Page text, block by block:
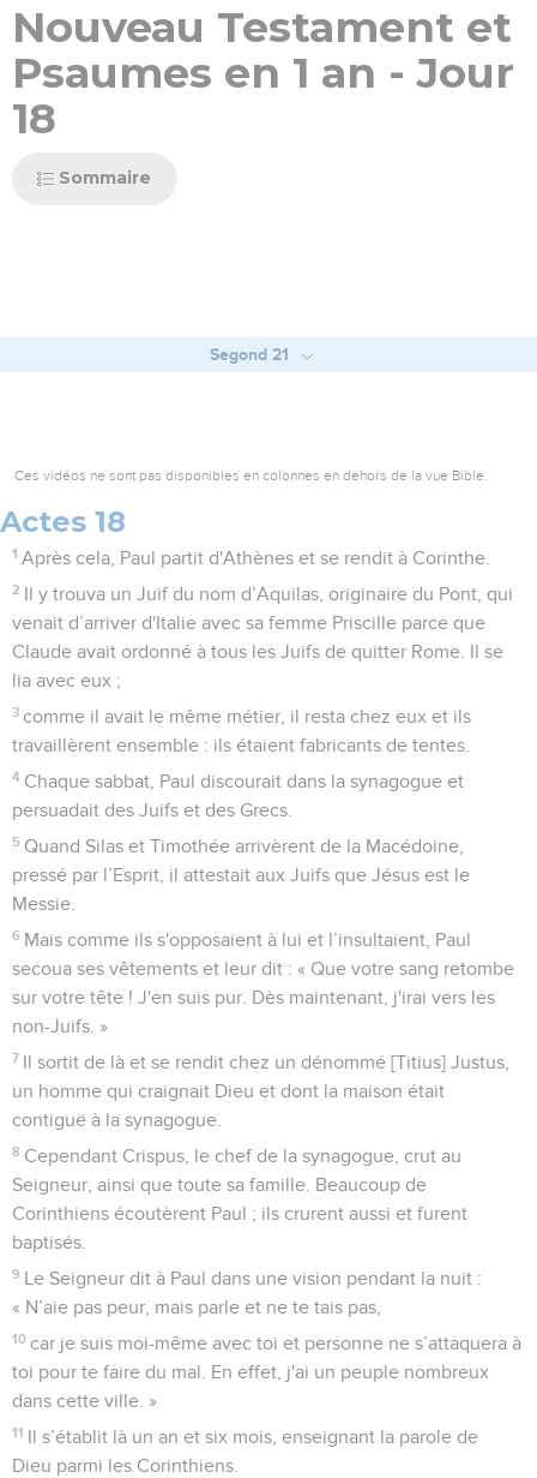
Nouveau Testament et
Psaumes en 1 an - Jour
18
Sommaire
Segond 21
Ces vidéos ne sont pas disponibles en colonnes en dehors de la vue Bible.
Actes 18
1 Après cela, Paul partit d'Athènes et se rendit à Corinthe.
2 Il y trouva un Juif du nom d’Aquilas, originaire du Pont, qui
venait d’arriver d'Italie avec sa femme Priscille parce que
Claude avait ordonné à tous les Juifs de quitter Rome. Il se
lia avec eux ;
3 comme il avait le même métier, il resta chez eux et ils
travaillèrent ensemble : ils étaient fabricants de tentes.
4 Chaque sabbat, Paul discourait dans la synagogue et
persuadait des Juifs et des Grecs.
5 Quand Silas et Timothée arrivèrent de la Macédoine,
pressé par l’Esprit, il attestait aux Juifs que Jésus est le
Messie.
6 Mais comme ils s'opposaient à lui et l’insultaient, Paul
secoua ses vêtements et leur dit : « Que votre sang retombe
sur votre tête ! J'en suis pur. Dès maintenant, j'irai vers les
non-Juifs. »
7 Il sortit de là et se rendit chez un dénommé [Titius] Justus,
un homme qui craignait Dieu et dont la maison était
contiguë à la synagogue.
8 Cependant Crispus, le chef de la synagogue, crut au
Seigneur, ainsi que toute sa famille. Beaucoup de
Corinthiens écoutèrent Paul ; ils crurent aussi et furent
baptisés.
9 Le Seigneur dit à Paul dans une vision pendant la nuit :
« N’aie pas peur, mais parle et ne te tais pas,
10 car je suis moi-même avec toi et personne ne s’attaquera à
toi pour te faire du mal. En effet, j'ai un peuple nombreux
dans cette ville. »
11 Il s’établit là un an et six mois, enseignant la parole de
Dieu parmi les Corinthiens.